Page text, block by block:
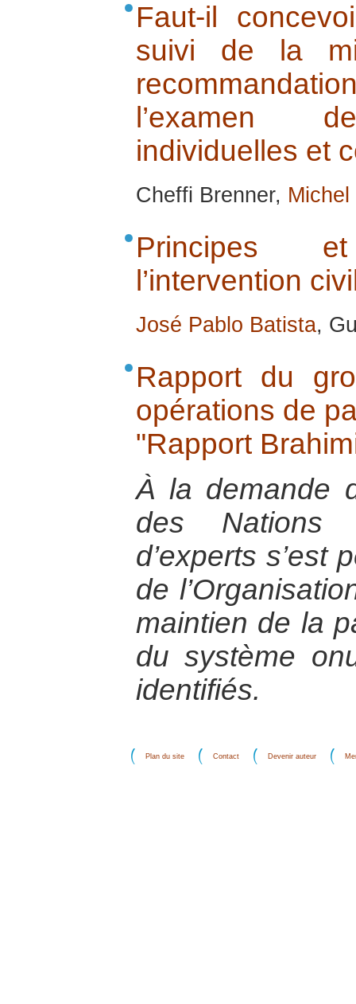
Faut-il
suivi de la
l’examen
individuelles et
Cheffi Brenner,
Principes
l’intervention
José Pablo Batista,
Rapport du
opérations de
"Rapport
À la demande
des Nations
d’experts s’est
de
maintien de la
du système
identifiés.
Plan du site Contact Devenir auteur